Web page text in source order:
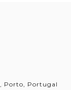
Porto, Portugal